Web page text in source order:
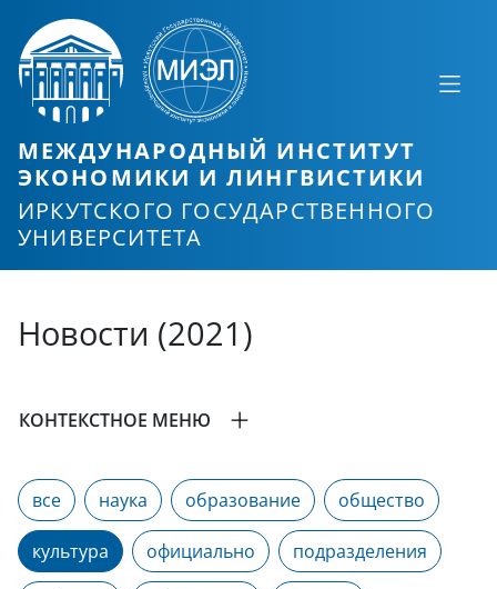
МЕЖДУНАРОДНЫЙ ИНСТИТУТ
ЭКОНОМИКИ И ЛИНГВИСТИКИ
ИРКУТСКОГО ГОСУДАРСТВЕННОГО
УНИВЕРСИТЕТА
Новости (2021)
КОНТЕКСТНОЕ МЕНЮ
все наука образование общество
культура официально подразделения